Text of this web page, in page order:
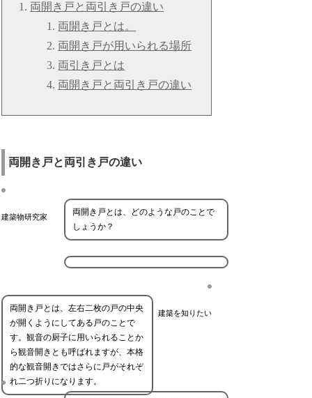
両開き戸と両引き戸の違い
両開き戸とは。
両開き戸が用いられる場所
両引き戸とは
両開き戸と両引き戸の違い
両開き戸と両引き戸の違い
建築物研究家
両開き戸とは、どのような戸のことで
しょうか？
建築を知りたい
両開き戸とは、左右二枚の戸の中央
が開くようにしてある戸のことで
す。観音の厨子に用いられることか
ら観音開きとも呼ばれますが、本格
的な観音開きではさらに戸がそれぞ
れ二つ折りになります。